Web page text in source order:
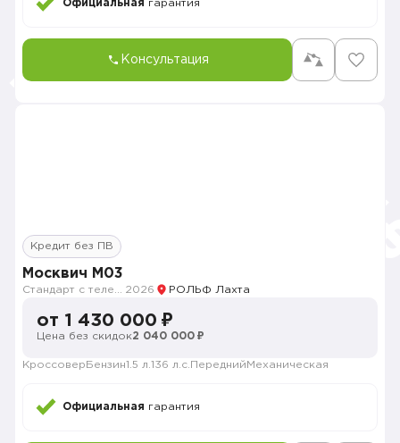
Официальная гарантия
Консультация
Кредит без ПВ
Москвич M03
2026 РОЛЬФ Лахта
от 1 430 000 ₽
Цена без скидок2 040 000 ₽
Кроссовер Бензин1.5 л. 136 л.с. Передний Механическая
Официальная гарантия